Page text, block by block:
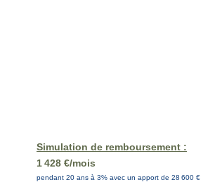
Simulation de remboursement :
1 428 €/mois
pendant 20 ans à 3% avec un apport de 28 600 €